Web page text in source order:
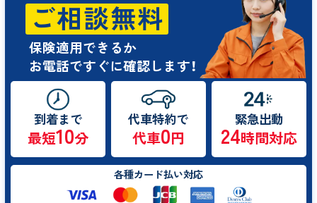
ご相談無料
保険適用できるか
お電話ですぐに確認します！
到着まで
最短10分
代車特約で
代車0円
緊急出動
24時間対応
各種カード払い対応